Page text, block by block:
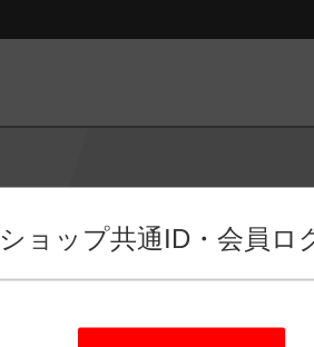
ョップ共通ID・会員ロ